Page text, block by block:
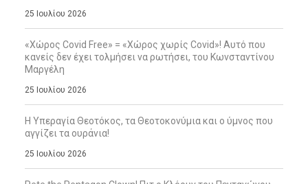
25 Ιουλίου 2026
«Χώρος Covid Free» = «Χώρος χωρίς Covid»! Αυτό που
κανείς δεν έχει τολμήσει να ρωτήσει, του Κωνσταντίνου
Μαργέλη
25 Ιουλίου 2026
Η Υπεραγία Θεοτόκος, τα Θεοτοκονύμια και ο ύμνος που
αγγίζει τα ουράνια!
25 Ιουλίου 2026